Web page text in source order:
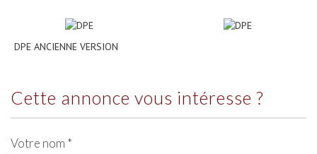
DPE ANCIENNE VERSION
cette annonce vous intéresse ?
Votre nom *